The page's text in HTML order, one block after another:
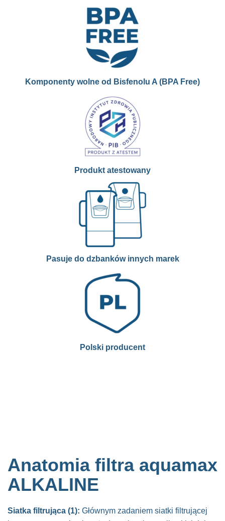
Komponenty wolne od Bisfenolu A (BPA Free)
Produkt atestowany
Pasuje do dzbanków innych marek
Polski producent
Anatomia filtra aquamax
ALKALINE
Siatka filtrująca (1): Głównym zadaniem siatki filtrującej